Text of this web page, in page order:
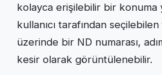
kolayca erişilebilir bir konuma
kullanıcı tarafından
üzerinde bir ND numarası,
kesir olarak görüntülenebilir.